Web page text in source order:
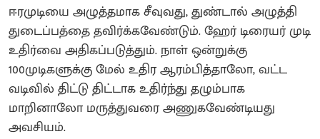
ஈரமுடியை அழுத்தமாக சீவுவது, துண்டால் அழுத்தி
துடைப்பத்தை தவிர்க்கவேண்டும். ஹேர் டிரையர் முடி
உதிர்வை அதிகப்படுத்தும். நாள் ஒன்றுக்கு
100முடிகளுக்கு மேல் உதிர ஆரம்பித்தாலோ, வட்ட
வடிவில் திட்டு திட்டாக உதிர்ந்து தழும்பாக
மாறினாலோ மருத்துவரை அணுகவேண்டியது
அவசியம்.